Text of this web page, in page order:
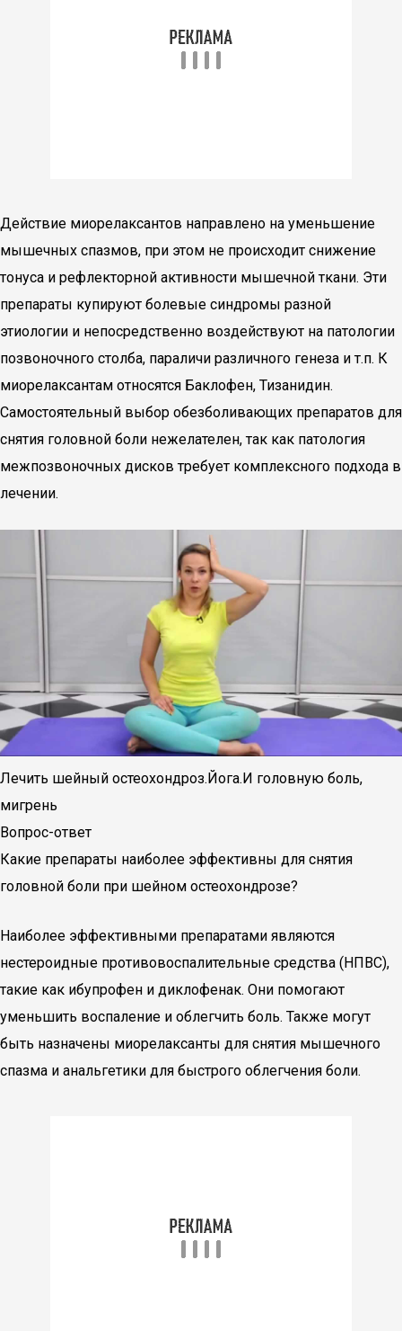
Действие миорелаксантов направлено на уменьшение
мышечных спазмов, при этом не происходит снижение
тонуса и рефлекторной активности мышечной ткани. Эти
препараты купируют болевые синдромы разной
этиологии и непосредственно воздействуют на патологии
позвоночного столба, параличи различного генеза и т.п. К
миорелаксантам относятся Баклофен, Тизанидин.
Самостоятельный выбор обезболивающих препаратов для
снятия головной боли нежелателен, так как патология
межпозвоночных дисков требует комплексного подхода в
лечении.
Лечить шейный остеохондроз.Йога.И головную боль,
мигрень
Вопрос-ответ
Какие препараты наиболее эффективны для снятия
головной боли при шейном остеохондрозе?
Наиболее эффективными препаратами являются
нестероидные противовоспалительные средства (НПВС),
такие как ибупрофен и диклофенак. Они помогают
уменьшить воспаление и облегчить боль. Также могут
быть назначены миорелаксанты для снятия мышечного
спазма и анальгетики для быстрого облегчения боли.